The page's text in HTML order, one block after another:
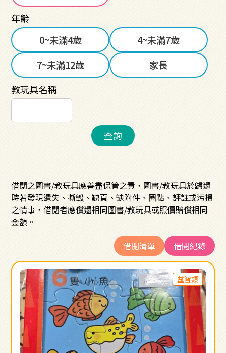
年齡
0~未滿4歲
4~未滿7歲
7~未滿12歲
家長
教玩具名稱
查詢
借閱之圖書/教玩具應善盡保管之責，圖書/教玩具於歸還
時若發現遺失、撕毀、缺頁、缺附件、圈點、評註或污損
之情事，借閱者應償還相同圖書/教玩具或照價賠償相同
金額。
借閱清單
借閱紀錄
益智類